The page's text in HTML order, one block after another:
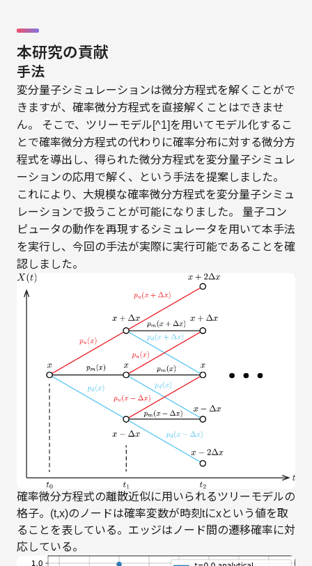
本研究の貢献
手法
変分量子シミュレーションは微分方程式を解くことがで
きますが、確率微分方程式を直接解くことはできませ
ん。 そこで、ツリーモデル[^1]を用いてモデル化するこ
とで確率微分方程式の代わりに確率分布に対する微分方
程式を導出し、得られた微分方程式を変分量子シミュレ
ーションの応用で解く、という手法を提案しました。
これにより、大規模な確率微分方程式を変分量子シミュ
レーションで扱うことが可能になりました。 量子コン
ピュータの動作を再現するシミュレータを用いて本手法
を実行し、今回の手法が実際に実行可能であることを確
認しました。
確率微分方程式の離散近似に用いられるツリーモデルの
格子。(t,x)のノードは確率変数が時刻tにxという値を取
ることを表している。エッジはノード間の遷移確率に対
応している。